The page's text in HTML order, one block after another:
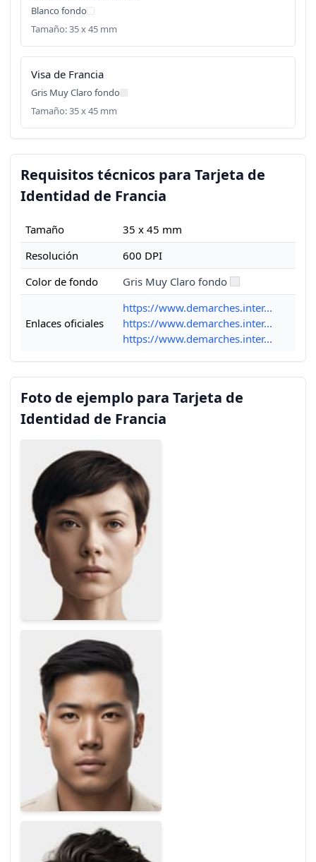
Blanco fondo
Tamaño: 35 x 45 mm
Visa de Francia
Gris Muy Claro fondo
Tamaño: 35 x 45 mm
Requisitos técnicos para Tarjeta de
Identidad de Francia
Tamaño
35 x 45 mm
Resolución
600 DPI
Color de fondo
Gris Muy Claro fondo
Enlaces oficiales
https://www.demarches.inter...
https://www.demarches.inter...
https://www.demarches.inter...
Foto de ejemplo para Tarjeta de
Identidad de Francia